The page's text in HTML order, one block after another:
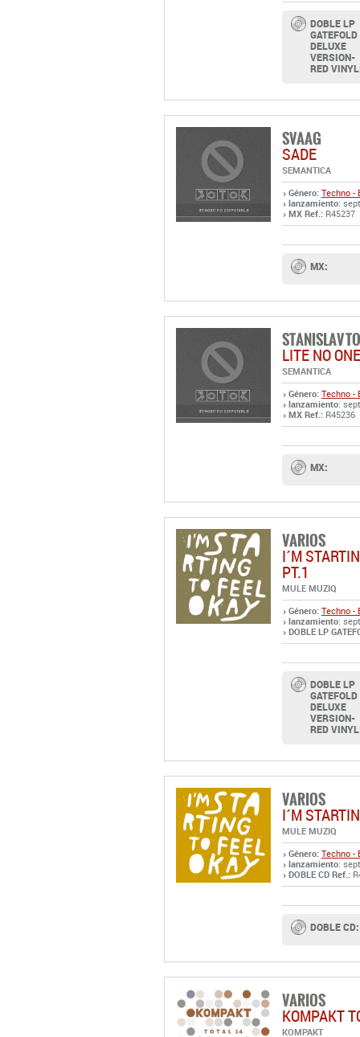
DOBLE LP
GATEFOLD
DELUXE
VERSION-
RED
SVAAG
SADE
SEMANTICA
Género: Techno -
lanzamiento:
MX Ref.: R45237
MX:
STANISLAV
LITE NO
SEMANTICA
Género: Techno -
lanzamiento:
MX Ref.: R45236
MX:
VARIOS
I´M
PT.1
MULE MUZIQ
Género: Techno -
lanzamiento:
DOBLE LP
DOBLE LP
GATEFOLD
DELUXE
VERSION-
RED
VARIOS
I´M
MULE MUZIQ
Género: Techno -
lanzamiento:
DOBLE CD Ref.:
DOBLE CD:
VARIOS
KOMPAKT
KOMPAKT